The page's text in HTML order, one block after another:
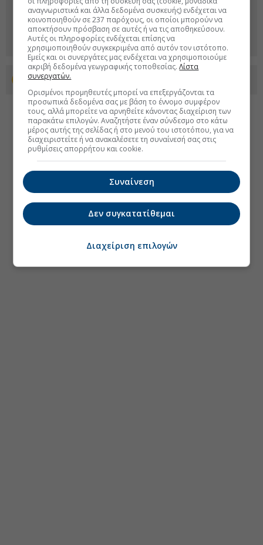
Προσθέστε το euro2day.gr στο Discover
αναγνωριστικά και άλλα δεδομένα συσκευής) ενδέχεται να
κοινοποιηθούν σε 237 παρόχους, οι οποίοι μπορούν να
αποκτήσουν πρόσβαση σε αυτές ή να τις αποθηκεύσουν.
Αυτές οι πληροφορίες ενδέχεται επίσης να
χρησιμοποιηθούν συγκεκριμένα από αυτόν τον ιστότοπο.
Εμείς και οι συνεργάτες μας ενδέχεται να χρησιμοποιούμε
ακριβή δεδομένα γεωγραφικής τοποθεσίας.Λίστα
συνεργατών.
Ορισμένοι προμηθευτές μπορεί να επεξεργάζονται τα
προσωπικά δεδομένα σας με βάση το έννομο συμφέρον
τους, αλλά μπορείτε να αρνηθείτε κάνοντας διαχείριση των
παρακάτω επιλογών. Αναζητήστε έναν σύνδεσμο στο κάτω
μέρος αυτής της σελίδας ή στο μενού του ιστοτόπου, για να
διαχειριστείτε ή να ανακαλέσετε τη συναίνεσή σας στις
ρυθμίσεις απορρήτου και cookie.
Συναίνεση
Δεν συγκατατίθεμαι
Διαχείριση επιλογών